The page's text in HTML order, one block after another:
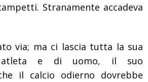
Stranamente accadeva
via; ma ci lascia tutta la sua
atleta e di uomo, il suo
il calcio odierno dovrebbe